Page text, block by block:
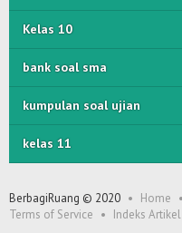
Kelas 10
bank soal sma
kumpulan soal ujian
kelas 11
BerbagiRuang © 2020 Home
Terms of Service
Indeks Artikel